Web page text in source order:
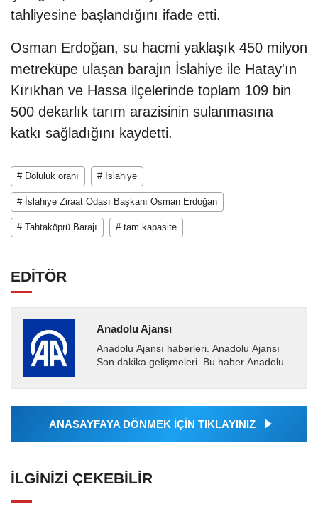
tahliyesine başlandığını ifade etti.
Osman Erdoğan, su hacmi yaklaşık 450 milyon
metreküpe ulaşan barajın İslahiye ile Hatay'ın
Kırıkhan ve Hassa ilçelerinde toplam 109 bin
500 dekarlık tarım arazisinin sulanmasına
katkı sağladığını kaydetti.
# Doluluk oranı # İslahiye
# İslahiye Ziraat Odası Başkanı Osman Erdoğan
# Tahtaköprü Barajı # tam kapasite
EDİTÖR
Anadolu Ajansı
Anadolu Ajansı haberleri. Anadolu Ajansı
Son dakika gelişmeleri. Bu haber Anadolu
Ajansı tarafından...
ANASAYFAYA DÖNMEK İÇİN TIKLAYINIZ
İLGINIZI ÇEKEBILIR